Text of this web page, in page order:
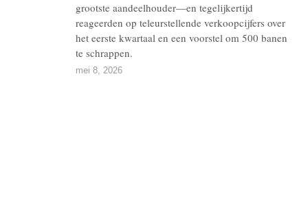
grootste aandeelhouder—en tegelijkertijd
reageerden op teleurstellende verkoopcijfers over
het eerste kwartaal en een voorstel om 500 banen
te schrappen.
mei 8, 2026